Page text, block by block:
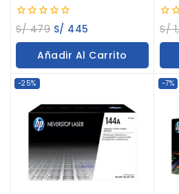
0
out
of
S/479 S/ 445
Añadir Al Carrito
0
out
of
S/
-25% -7%